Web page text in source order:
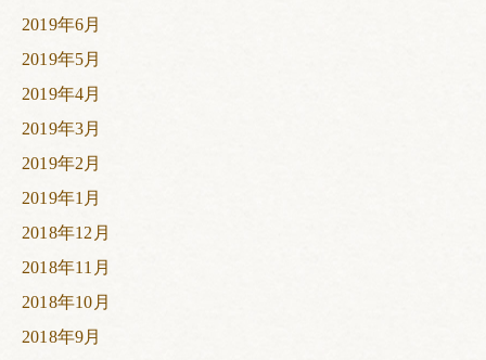
2019年6月
2019年5月
2019年4月
2019年3月
2019年2月
2019年1月
2018年12月
2018年11月
2018年10月
2018年9月